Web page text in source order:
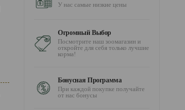
У нас самые низкие цены
Огромный Выбор
Посмотрите наш зоомагазин и
откройте для себя только лучшие
корма!
Бонусная Программа
При каждой покупке получайте
от нас бонусы